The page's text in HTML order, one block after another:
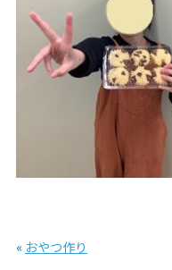
« おやつ作り